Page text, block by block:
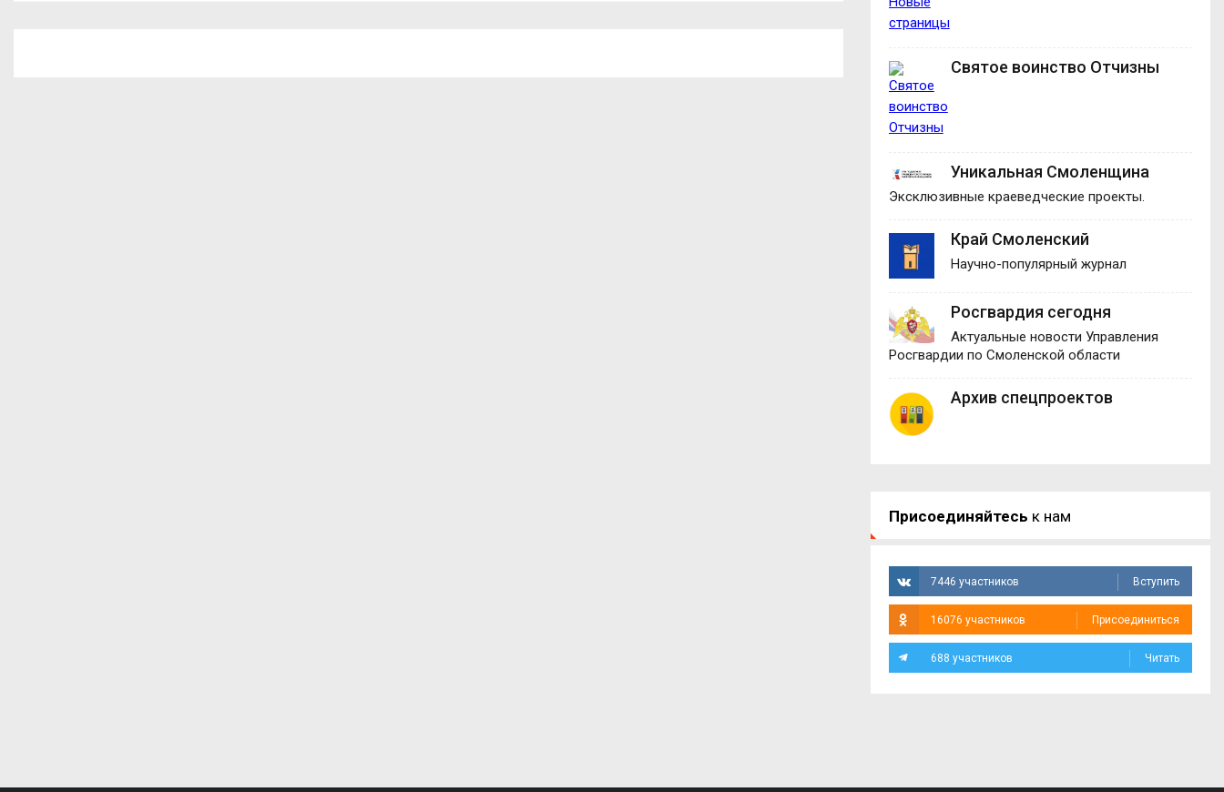
Святое воинство Отчизны
Уникальная Смоленщина
Эксклюзивные краеведческие проекты.
Край Смоленский
Научно-популярный журнал
Росгвардия сегодня
Актуальные новости Управления
Росгвардии по Смоленской области
Архив спецпроектов
Присоединяйтесь к нам
7446 участников Вступить
16076 участников Присоединиться
688 участников Читать